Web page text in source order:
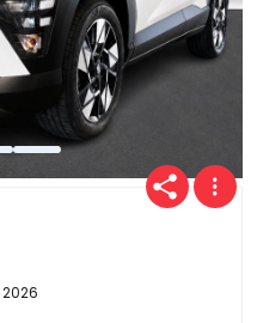
2026